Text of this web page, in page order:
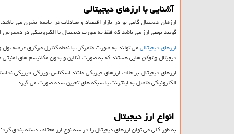
آشنایی با ارزهای دیجیتالی
ارزهای دیجیتال گامی نو در بازار اقتصاد و مبادلات در جامعه بشری می
گویند نوعی ارز می باشد که فقط به صورت دیجیتال یا الکترونیکی در
ارزهای دیجیتالیمی تواند به صورت متمرکز، با نقطه کنترل مرکزی عرضه پول
دیجیتال وتوکنهایی هستند که به صورت آنلاین و بدون مکانیسم های
ارزهای دیجیتال بر خلاف ارزهای فیزیکی مانند اسکناس، ویژگی فیزیکی
الکترونیکی متصل به اینترنت یا شبکه های تعیین شده صورت می گیرد.
انواع ارز دیجیتال
به طور کلی می توان ارزهای دیجیتال را در سه نوع ارز مختلف دسته بندی کرد: